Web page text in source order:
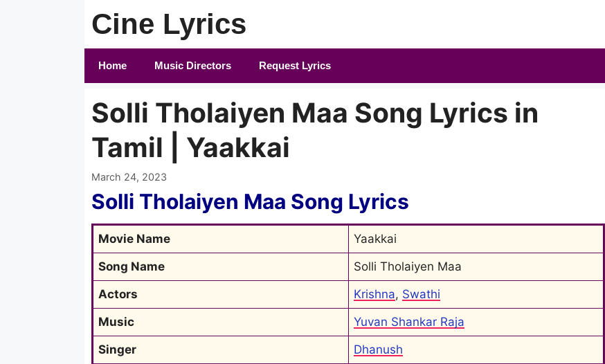
Cine Lyrics
Home Music Directors Request Lyrics
Solli Tholaiyen Maa Song Lyrics in
Tamil | Yaakkai
March 24, 2023
Solli Tholaiyen Maa Song Lyrics
Movie Name
Yaakkai
Song Name
Solli Tholaiyen Maa
Actors
Krishna, Swathi
Music
Yuvan Shankar Raja
Singer
Dhanush